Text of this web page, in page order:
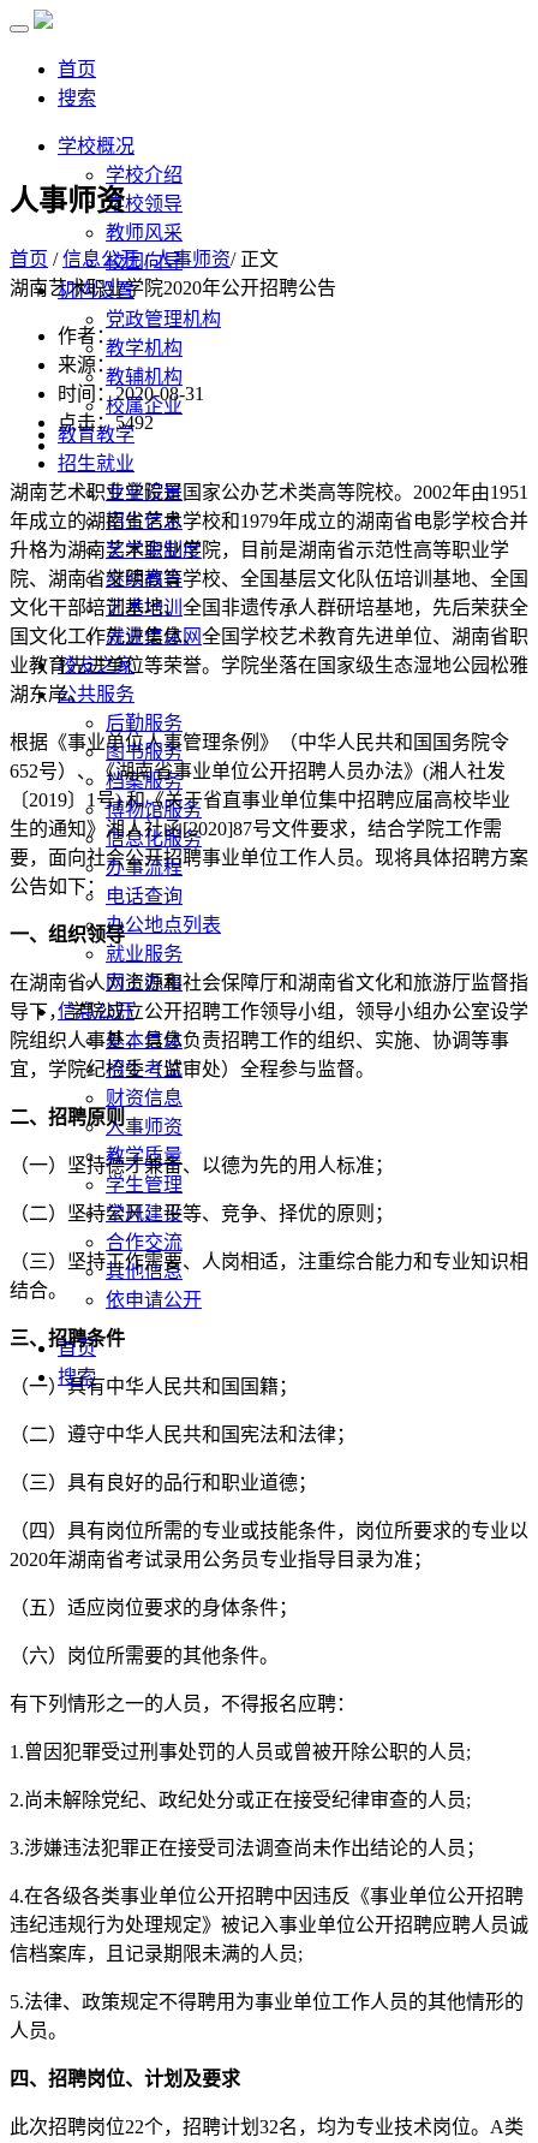
首页
搜索
学校概况
学校介绍
学校领导
教师风采
校园向导
机构设置
党政管理机构
教学机构
教辅机构
校属企业
教育教学
招生就业
专业设置
招生信息
奖学金制度
继续教育
艺术培训
就业信息网
校友之家
公共服务
后勤服务
图书服务
档案服务
博物馆服务
信息化服务
办事流程
电话查询
办公地点列表
就业服务
网上办事
信息公开
基本信息
招生考试
财资信息
人事师资
教学质量
学生管理
学风建设
合作交流
其他信息
依申请公开
首页
搜索
人事师资
首页 /信息公开/人事师资/ 正文
湖南艺术职业学院2020年公开招聘公告
作者：
来源：
时间：2020-08-31
点击： 5492
湖南艺术职业学院是国家公办艺术类高等院校。2002年由1951
年成立的湖南省艺术学校和1979年成立的湖南省电影学校合并
升格为湖南艺术职业学院，目前是湖南省示范性高等职业学
院、湖南省文明高等学校、全国基层文化队伍培训基地、全国
文化干部培训基地、全国非遗传承人群研培基地，先后荣获全
国文化工作先进集体、全国学校艺术教育先进单位、湖南省职
业教育先进单位等荣誉。学院坐落在国家级生态湿地公园松雅
湖东岸。
根据《事业单位人事管理条例》（中华人民共和国国务院令
652号）、《湖南省事业单位公开招聘人员办法》(湘人社发
〔2019〕1号) 和《关于省直事业单位集中招聘应届高校毕业
生的通知》湘人社函[2020]87号文件要求，结合学院工作需
要，面向社会公开招聘事业单位工作人员。现将具体招聘方案
公告如下：
一、组织领导
在湖南省人力资源和社会保障厅和湖南省文化和旅游厅监督指
导下，学院成立公开招聘工作领导小组，领导小组办公室设学
院组织人事处，具体负责招聘工作的组织、实施、协调等事
宜，学院纪检委（监审处）全程参与监督。
二、招聘原则
（一）坚持德才兼备、以德为先的用人标准；
（二）坚持公开、平等、竞争、择优的原则；
（三）坚持工作需要、人岗相适，注重综合能力和专业知识相
结合。
三、招聘条件
（一）具有中华人民共和国国籍；
（二）遵守中华人民共和国宪法和法律；
（三）具有良好的品行和职业道德；
（四）具有岗位所需的专业或技能条件，岗位所要求的专业以
2020年湖南省考试录用公务员专业指导目录为准；
（五）适应岗位要求的身体条件；
（六）岗位所需要的其他条件。
有下列情形之一的人员，不得报名应聘：
1.曾因犯罪受过刑事处罚的人员或曾被开除公职的人员;
2.尚未解除党纪、政纪处分或正在接受纪律审查的人员;
3.涉嫌违法犯罪正在接受司法调查尚未作出结论的人员；
4.在各级各类事业单位公开招聘中因违反《事业单位公开招聘
违纪违规行为处理规定》被记入事业单位公开招聘应聘人员诚
信档案库，且记录期限未满的人员;
5.法律、政策规定不得聘用为事业单位工作人员的其他情形的
人员。
四、招聘岗位、计划及要求
此次招聘岗位22个，招聘计划32名，均为专业技术岗位。A类